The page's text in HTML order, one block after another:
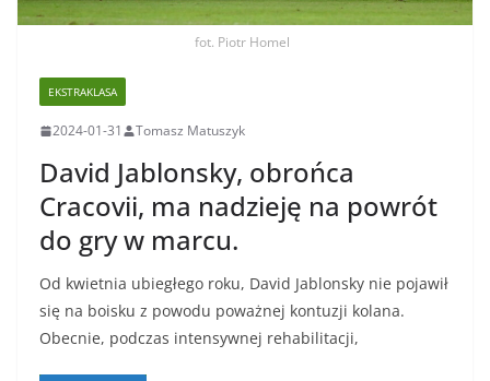
fot. Piotr Homel
EKSTRAKLASA
2024-01-31 Tomasz Matuszyk
David Jablonsky, obrońca
Cracovii, ma nadzieję na powrót
do gry w marcu.
Od kwietnia ubiegłego roku, David Jablonsky nie pojawił
się na boisku z powodu poważnej kontuzji kolana.
Obecnie, podczas intensywnej rehabilitacji,